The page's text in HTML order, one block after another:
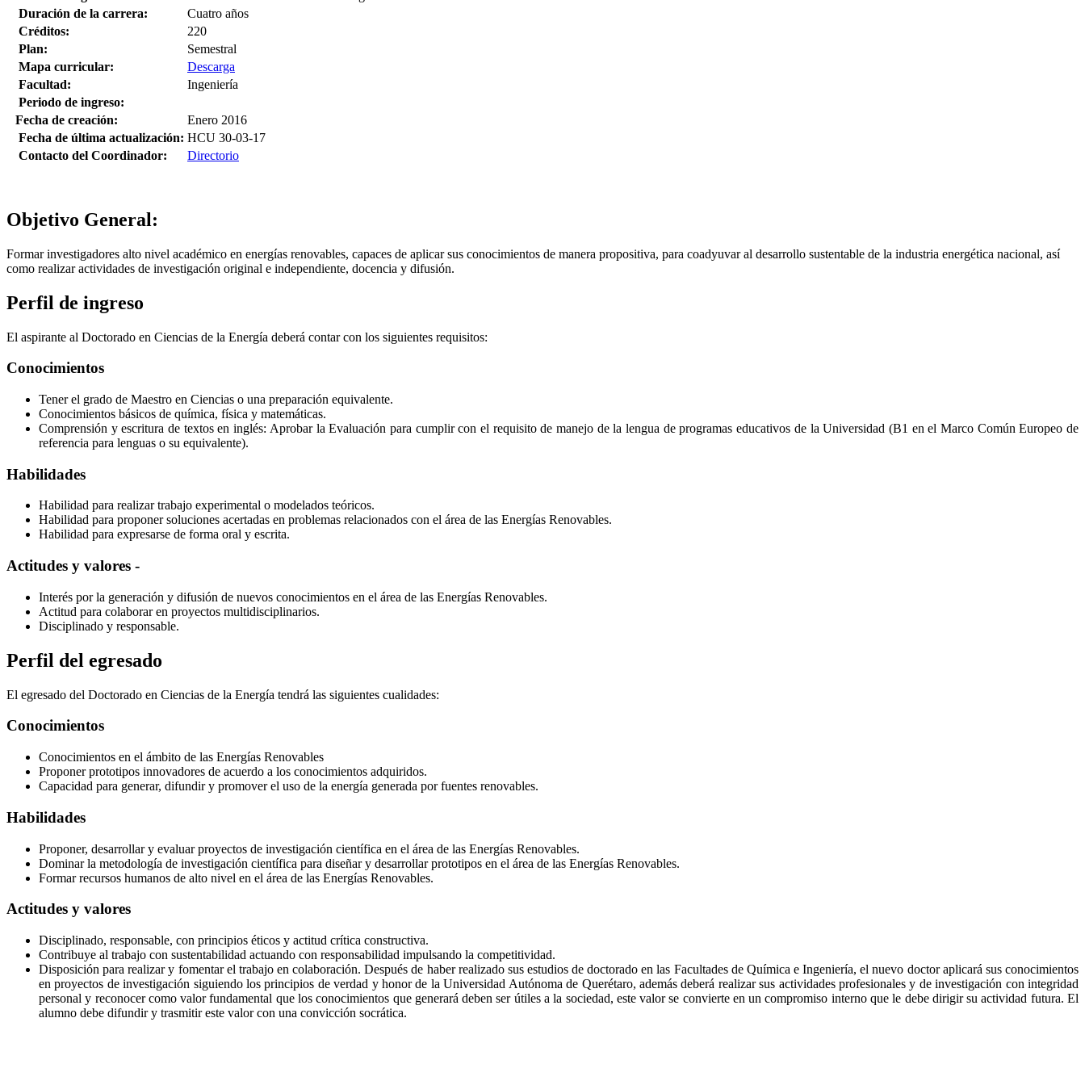
Duración de la carrera:
Cuatro años
Créditos:
220
Plan:
Semestral
Mapa curricular:
Descarga
Facultad:
Ingeniería
Periodo de ingreso:
Fecha de creación:
Enero 2016
Fecha de última actualización: HCU 30-03-17
Contacto del Coordinador:
Directorio
Objetivo General:
Formar investigadores alto nivel académico en energías renovables, capaces de aplicar sus conocimientos de manera propositiva, para coadyuvar al desarrollo sustentable de la industria energética nacional, así
como realizar actividades de investigación original e independiente, docencia y difusión.
Perfil de ingreso
El aspirante al Doctorado en Ciencias de la Energía deberá contar con los siguientes requisitos:
Conocimientos
Tener el grado de Maestro en Ciencias o una preparación equivalente.
Conocimientos básicos de química, física y matemáticas.
Comprensión y escritura de textos en inglés: Aprobar la Evaluación para cumplir con el requisito de manejo de la lengua de programas educativos de la Universidad (B1 en el Marco Común Europeo de
referencia para lenguas o su equivalente).
Habilidades
Habilidad para realizar trabajo experimental o modelados teóricos.
Habilidad para proponer soluciones acertadas en problemas relacionados con el área de las Energías Renovables.
Habilidad para expresarse de forma oral y escrita.
Actitudes y valores -
Interés por la generación y difusión de nuevos conocimientos en el área de las Energías Renovables.
Actitud para colaborar en proyectos multidisciplinarios.
Disciplinado y responsable.
Perfil del egresado
El egresado del Doctorado en Ciencias de la Energía tendrá las siguientes cualidades:
Conocimientos
Conocimientos en el ámbito de las Energías Renovables
Proponer prototipos innovadores de acuerdo a los conocimientos adquiridos.
Capacidad para generar, difundir y promover el uso de la energía generada por fuentes renovables.
Habilidades
Proponer, desarrollar y evaluar proyectos de investigación científica en el área de las Energías Renovables.
Dominar la metodología de investigación científica para diseñar y desarrollar prototipos en el área de las Energías Renovables.
Formar recursos humanos de alto nivel en el área de las Energías Renovables.
Actitudes y valores
Disciplinado, responsable, con principios éticos y actitud crítica constructiva.
Contribuye al trabajo con sustentabilidad actuando con responsabilidad impulsando la competitividad.
Disposición para realizar y fomentar el trabajo en colaboración. Después de haber realizado sus estudios de doctorado en las Facultades de Química e Ingeniería, el nuevo doctor aplicará sus conocimientos
en proyectos de investigación siguiendo los principios de verdad y honor de la Universidad Autónoma de Querétaro, además deberá realizar sus actividades profesionales y de investigación con integridad
personal y reconocer como valor fundamental que los conocimientos que generará deben ser útiles a la sociedad, este valor se convierte en un compromiso interno que le debe dirigir su actividad futura. El
alumno debe difundir y trasmitir este valor con una convicción socrática.